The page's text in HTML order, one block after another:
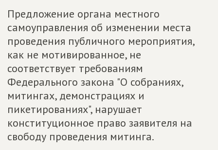
Предложение органа местного
самоуправления об изменении места
проведения публичного мероприятия,
как не мотивированное, не
соответствует требованиям
Федерального закона "О собраниях,
митингах, демонстрациях и
пикетированиях", нарушает
конституционное право заявителя на
свободу проведения митинга.